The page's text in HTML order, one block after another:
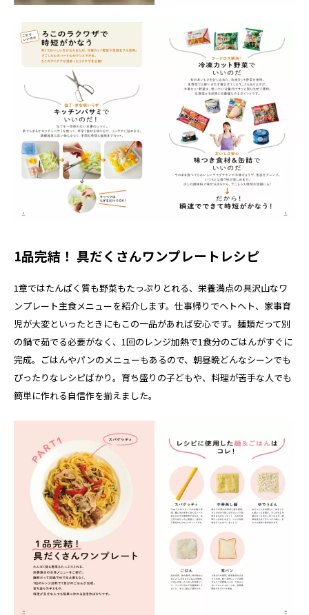
1品完結！ 具だくさんワンプレートレシピ
1章ではたんぱく質も野菜もたっぷりとれる、栄養満点の具沢山なワ
ンプレート主食メニューを紹介します。仕事帰りでヘトヘト、家事育
児が大変といったときにもこの一品があれば安心です。麺類だって別
の鍋で茹でる必要がなく、1回のレンジ加熱で1食分のごはんがすぐに
完成。ごはんやパンのメニューもあるので、朝昼晩どんなシーンでも
ぴったりなレシピばかり。育ち盛りの子どもや、料理が苦手な人でも
簡単に作れる自信作を揃えました。